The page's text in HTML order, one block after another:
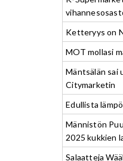
Ketteryys on
MOT mollasi
Mäntsälän sai
Citymarketin
Edullista
Männistön
2025 kukkien
Salaatteja